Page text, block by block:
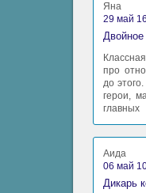
Яна
29 май
Двойное
про
до
герои,
главных
Аида
06 май